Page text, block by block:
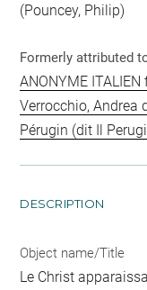
(Pouncey, Philip)
Formerly attributed
ANONYME ITALIEN
Verrocchio, Andrea
Pérugin (dit Il
DESCRIPTION
Object name/Title
Le Christ